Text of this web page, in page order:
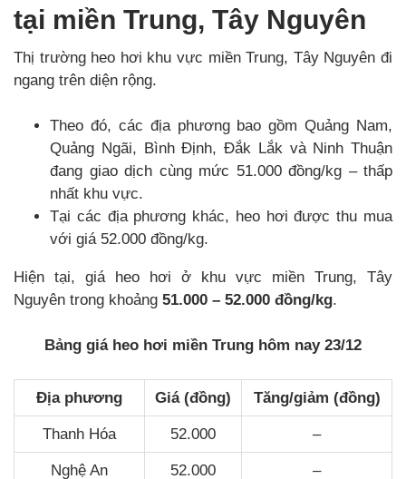
tại miền Trung, Tây Nguyên
Thị trường heo hơi khu vực miền Trung, Tây Nguyên đi
ngang trên diện rộng.
Theo đó, các địa phương bao gồm Quảng Nam,
Quảng Ngãi, Bình Định, Đắk Lắk và Ninh Thuận
đang giao dịch cùng mức 51.000 đồng/kg – thấp
nhất khu vực.
Tại các địa phương khác, heo hơi được thu mua
với giá 52.000 đồng/kg.
Hiện tại, giá heo hơi ở khu vực miền Trung, Tây
Nguyên trong khoảng 51.000 – 52.000 đồng/kg.
Bảng giá heo hơi miền Trung hôm nay 23/12
Địa phương Giá (đồng) Tăng/giảm (đồng)
Thanh Hóa 52.000 –
Nghệ An 52.000 –